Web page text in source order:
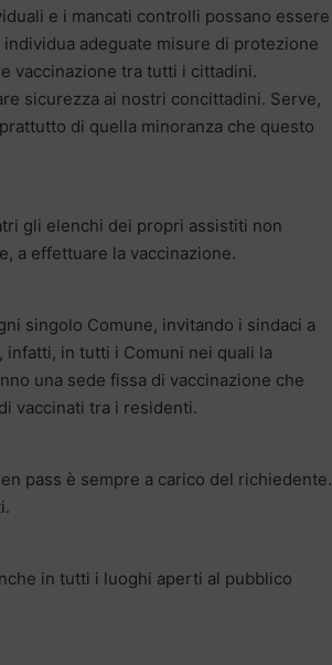
e i mancati controlli possano essere
adeguate misure di protezione
vaccinazione tra tutti i cittadini.
sicurezza ai nostri concittadini. Serve,
di quella minoranza che questo
gli elenchi dei propri assistiti non
a effettuare la vaccinazione.
singolo Comune, invitando i sindaci a
infatti, in tutti i Comuni nei quali la
una sede fissa di vaccinazione che
vaccinati tra i residenti.
pass è sempre a carico del richiedente.
in tutti i luoghi aperti al pubblico